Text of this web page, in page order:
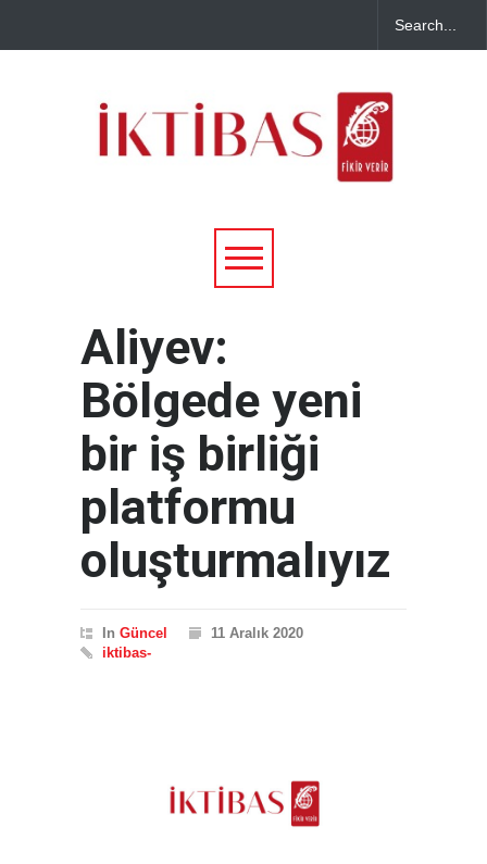
Aliyev:
Bölgede yeni
bir iş birliği
platformu
oluşturmalıyız
In Güncel
11 Aralık 2020
iktibas-